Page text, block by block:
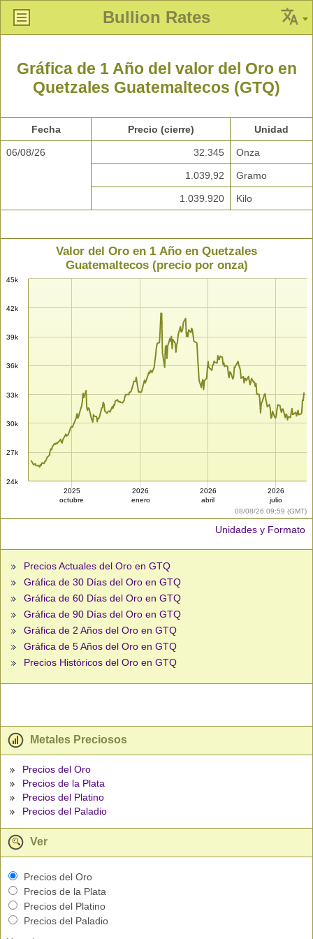
Bullion Rates
Gráfica de 1 Año del valor del Oro en
Quetzales Guatemaltecos (GTQ)
Fecha Precio (cierre) Unidad
06/08/26 32.345 Onza
1.039,92 Gramo
1.039.920 Kilo
08/08/26 09:59 (GMT)
Valor del Oro en 1 Año en Quetzales
Guatemaltecos (precio por onza)
24k
27k
30k
33k
36k
39k
42k
45k
2025
octubre
2026
enero
2026
abril
2026
julio
Unidades y Formato
Precios Actuales del Oro en GTQ
Gráfica de 30 Días del Oro en GTQ
Gráfica de 60 Días del Oro en GTQ
Gráfica de 90 Días del Oro en GTQ
Gráfica de 2 Años del Oro en GTQ
Gráfica de 5 Años del Oro en GTQ
Precios Históricos del Oro en GTQ
Metales Preciosos
Precios del Oro
Precios de la Plata
Precios del Platino
Precios del Paladio
Ver
Precios del Oro
Precios de la Plata
Precios del Platino
Precios del Paladio